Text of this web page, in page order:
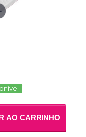
AO CARRINHO